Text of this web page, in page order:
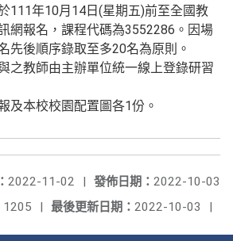
111年10月14日(星期五)前至全國教
網報名，課程代碼為3552286。因場
先後順序錄取至多20名為原則。
之教師由主辦單位統一線上登錄研習
及本校校園配置圖各1份。
發佈日期： 2022-10-03
2022-11-02
|
最後更新日期： 2022-10-03 |
1205 |